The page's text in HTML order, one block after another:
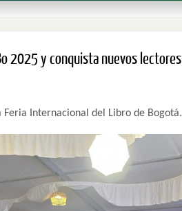
2025 y conquista nuevos lectores
Feria Internacional del Libro de Bogotá.